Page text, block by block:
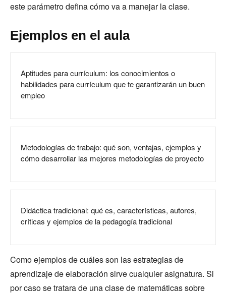
este parámetro defina cómo va a manejar la clase.
Ejemplos en el aula
Aptitudes para currículum: los conocimientos o
habilidades para currículum que te garantizarán un buen
empleo
Metodologías de trabajo: qué son, ventajas, ejemplos y
cómo desarrollar las mejores metodologías de proyecto
Didáctica tradicional: qué es, características, autores,
críticas y ejemplos de la pedagogía tradicional
Como ejemplos de cuáles son las estrategias de
aprendizaje de elaboración sirve cualquier asignatura. Si
por caso se tratara de una clase de matemáticas sobre